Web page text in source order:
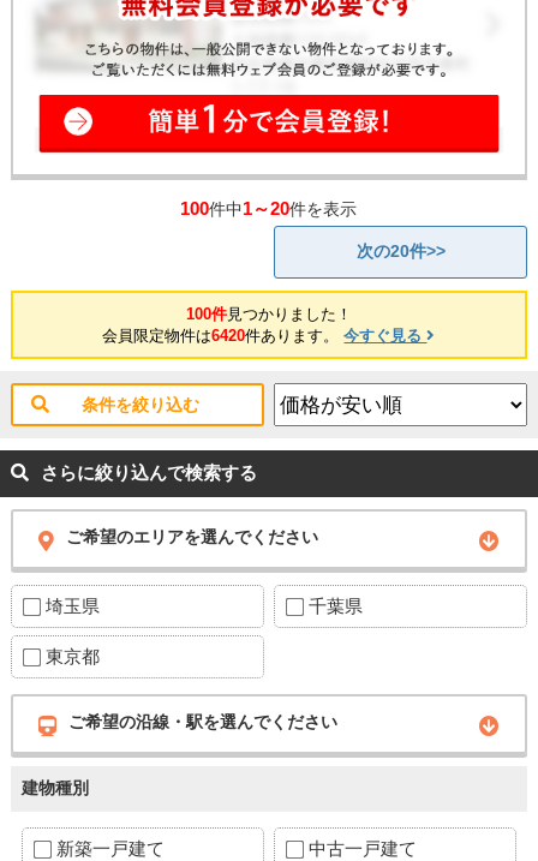
100件中1～20件を表示
次の20件>>
100件見つかりました！
会員限定物件は6420件あります。今すぐ見る
条件を絞り込む
さらに絞り込んで検索する
ご希望のエリアを選んでください
埼玉県 千葉県
東京都
ご希望の沿線・駅を選んでください
建物種別
新築一戸建て 中古一戸建て